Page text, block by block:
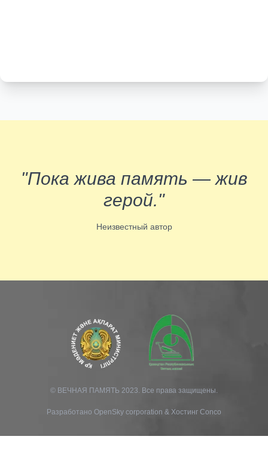
"Пока жива память — жив
герой."
Неизвестный автор
© ВЕЧНАЯ ПАМЯТЬ 2023. Все права защищены.
Разработано OpenSky corporation & Хостинг Conco